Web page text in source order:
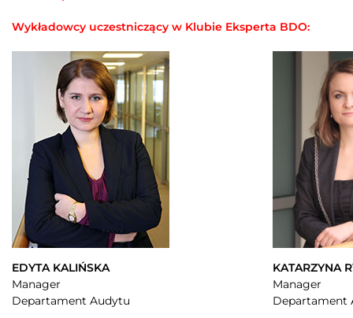
Wykładowcy uczestniczący w Klubie Eksperta BDO:
EDYTA KALIŃSKA
Manager
Departament Audytu
KATARZYNA
Manager
Departament